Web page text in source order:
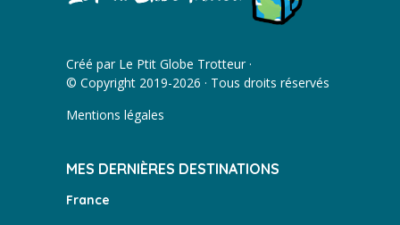
Créé par Le Ptit Globe Trotteur ·
© Copyright 2019-2026 · Tous droits réservés
Mentions légales
MES DERNIÈRES DESTINATIONS
France